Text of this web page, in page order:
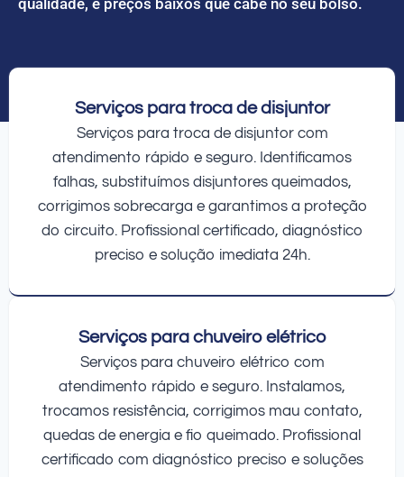
Serviços para troca de disjuntor
Serviços para troca de disjuntor com
atendimento rápido e seguro. Identificamos
falhas, substituímos disjuntores queimados,
corrigimos sobrecarga e garantimos a proteção
do circuito. Profissional certificado, diagnóstico
preciso e solução imediata 24h.
Serviços para chuveiro elétrico
Serviços para chuveiro elétrico com
atendimento rápido e seguro. Instalamos,
trocamos resistência, corrigimos mau contato,
quedas de energia e fio queimado. Profissional
certificado com diagnóstico preciso e soluções